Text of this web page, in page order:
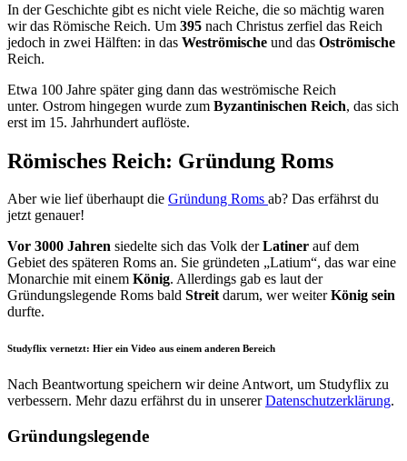
In der Geschichte gibt es nicht viele Reiche, die so mächtig waren
wir das Römische Reich. Um 395 nach Christus zerfiel das Reich
jedoch in zwei Hälften: in das Weströmische und das Oströmische
Reich.
Etwa 100 Jahre später ging dann das weströmische Reich
unter. Ostrom hingegen wurde zum Byzantinischen Reich, das sich
erst im 15. Jahrhundert auflöste.
Römisches Reich: Gründung Roms
Aber wie lief überhaupt die Gründung Roms ab? Das erfährst du
jetzt genauer!
Vor 3000 Jahren siedelte sich das Volk derLatiner auf dem
Gebiet des späteren Roms an. Sie gründeten „Latium“, das war eine
Monarchie mit einem König. Allerdings gab es laut der
Gründungslegende Roms bald Streitdarum, wer weiterKönig sein
durfte.
Studyflix vernetzt: Hier ein Video aus einem anderen Bereich
Nach Beantwortung speichern wir deine Antwort, um Studyflix zu
verbessern. Mehr dazu erfährst du in unsererDatenschutzerklärung.
Gründungslegende